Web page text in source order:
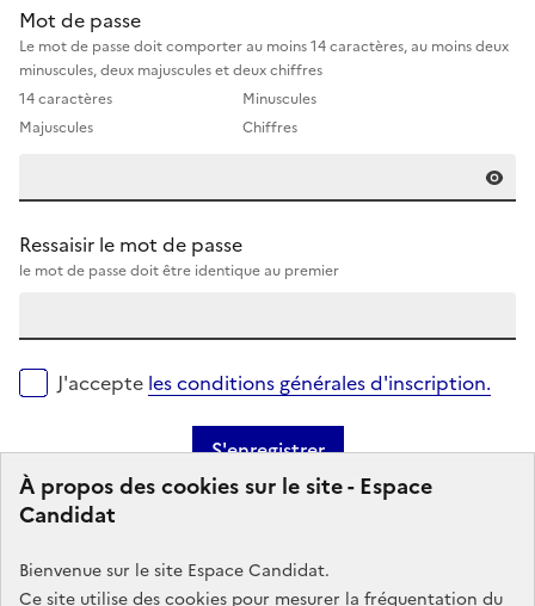
Mot de passe
Le mot de passe doit comporter au moins 14 caractères, au moins deux
minuscules, deux majuscules et deux chiffres
14 caractères
Minuscules
Majuscules
Chiffres
Ressaisir le mot de passe
le mot de passe doit être identique au premier
J'accepte les conditions générales d'inscription.
S'enregistrer
À propos des cookies sur le site - Espace
Candidat
Bienvenue sur le site Espace Candidat.
Ce site utilise des cookies pour mesurer la fréquentation du